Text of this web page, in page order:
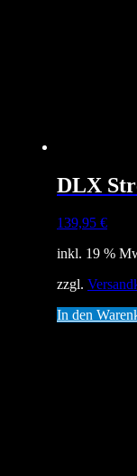
DLX
139,95 €
inkl. 19 %
zzgl.
In den